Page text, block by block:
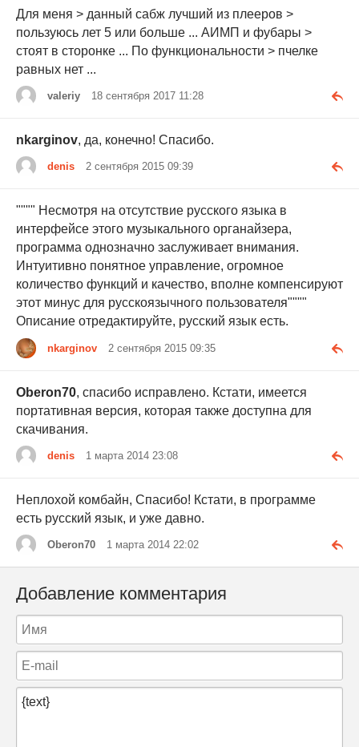
Для меня > данный сабж лучший из плееров >
пользуюсь лет 5 или больше ... АИМП и фубары >
стоят в сторонке ... По функциональности > пчелке
равных нет ...
valeriy 18 сентября 2017 11:28
nkarginov, да, конечно! Спасибо.
denis 2 сентября 2015 09:39
"""" Несмотря на отсутствие русского языка в
интерфейсе этого музыкального органайзера,
программа однозначно заслуживает внимания.
Интуитивно понятное управление, огромное
количество функций и качество, вполне компенсируют
этот минус для русскоязычного пользователя""""
Описание отредактируйте, русский язык есть.
nkarginov 2 сентября 2015 09:35
Oberon70, спасибо исправлено. Кстати, имеется
портативная версия, которая также доступна для
скачивания.
denis 1 марта 2014 23:08
Неплохой комбайн, Спасибо! Кстати, в программе
есть русский язык, и уже давно.
Oberon70 1 марта 2014 22:02
Добавление комментария